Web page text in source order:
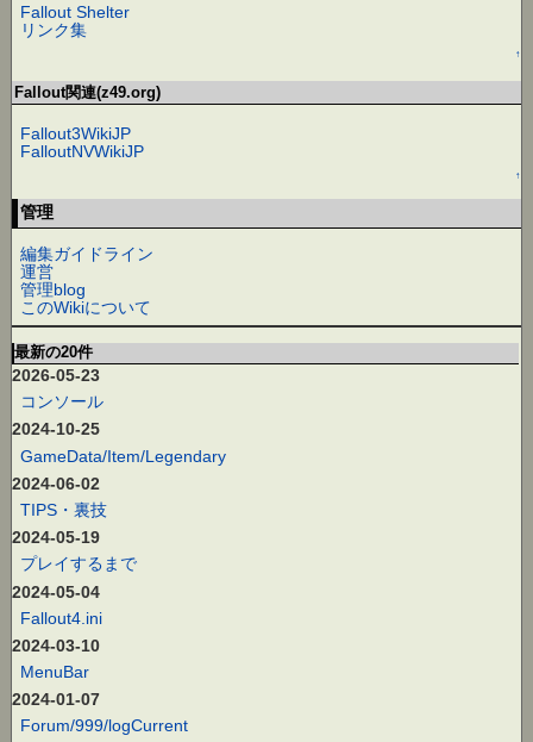
Fallout Shelter
リンク集
↑
Fallout関連(z49.org)
Fallout3WikiJP
FalloutNVWikiJP
↑
管理
編集ガイドライン
運営
管理blog
このWikiについて
最新の20件
2026-05-23
コンソール
2024-10-25
GameData/Item/Legendary
2024-06-02
TIPS・裏技
2024-05-19
プレイするまで
2024-05-04
Fallout4.ini
2024-03-10
MenuBar
2024-01-07
Forum/999/logCurrent